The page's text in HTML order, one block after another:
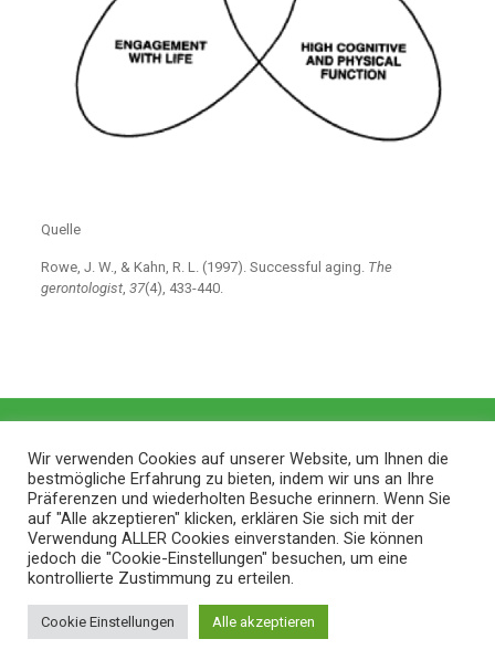
Quelle
Rowe, J. W., & Kahn, R. L. (1997). Successful aging. The
gerontologist, 37(4), 433-440.
© 2026 ZithaBlog |Web Design and Service made in
Luxembourg provided by
Wir verwenden Cookies auf unserer Website, um Ihnen die
bestmögliche Erfahrung zu bieten, indem wir uns an Ihre
Präferenzen und wiederholten Besuche erinnern. Wenn Sie
auf "Alle akzeptieren" klicken, erklären Sie sich mit der
Verwendung ALLER Cookies einverstanden. Sie können
jedoch die "Cookie-Einstellungen" besuchen, um eine
kontrollierte Zustimmung zu erteilen.
Cookie Einstellungen Alle akzeptieren